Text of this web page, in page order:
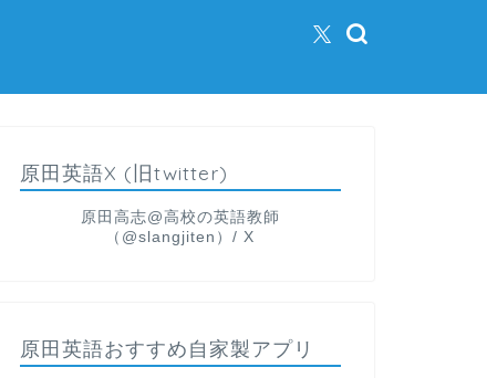
原田英語X (旧twitter)
原田高志@高校の英語教師
（@slangjiten）/ X
原田英語おすすめ自家製アプリ